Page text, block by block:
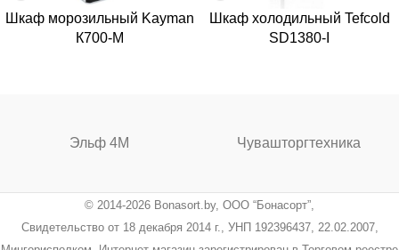
Шкаф морозильный Kayman
К700-М
Шкаф холодильный Tefcold
SD1380-I
Эльф 4М Чувашторгтехника
© 2014-2026 Bonasort.by, ООО “Бонасорт”,
Свидетельство от 18 декабря 2014 г., УНП 192396437, 22.02.2007,